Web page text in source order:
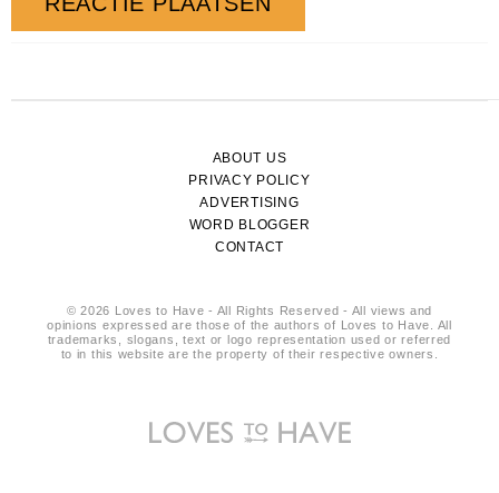
ABOUT US
PRIVACY POLICY
ADVERTISING
WORD BLOGGER
CONTACT
© 2026 Loves to Have - All Rights Reserved - All views and
opinions expressed are those of the authors of Loves to Have. All
trademarks, slogans, text or logo representation used or referred
to in this website are the property of their respective owners.